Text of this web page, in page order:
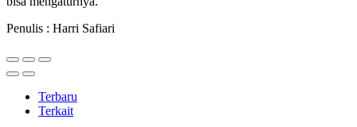
Penulis : Harri Safiari
Terbaru
Terkait